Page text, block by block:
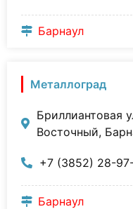
Барнаул
Металлоград
Бриллиантовая
Восточный,
+7 (3852) 28-
Барнаул